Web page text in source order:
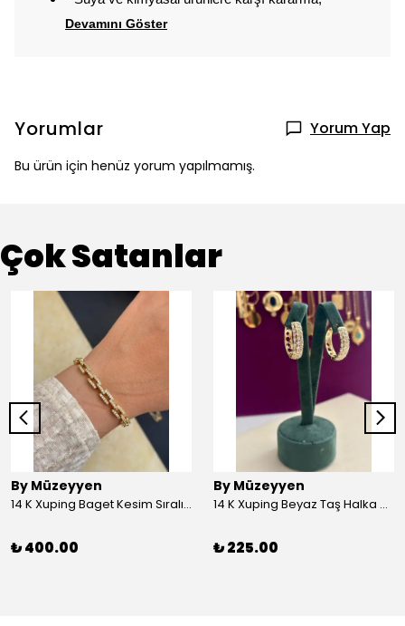
Devamını Göster
Yorumlar Yorum Yap
Bu ürün için henüz yorum yapılmamış.
Çok Satanlar
By Müzeyyen
14 K Xuping Baget Kesim Sıralı Bileklik
₺ 400.00
By Müzeyyen
14 K Xuping Beyaz Taş Halka Küpe
₺ 225.00